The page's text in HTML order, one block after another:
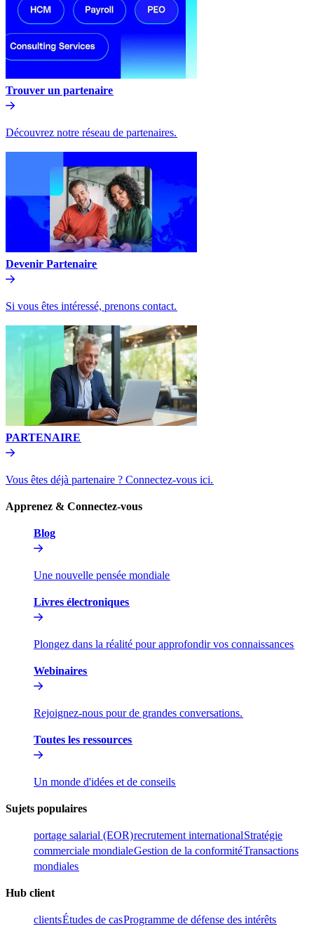
Trouver un partenaire​​
Découvrez notre réseau de partenaires.​​
Devenir Partenaire​​
Si vous êtes intéressé, prenons contact.​​
PARTENAIRE​​
Vous êtes déjà partenaire ? Connectez-vous ici.​​
Apprenez & Connectez-vous​​
Blog​​
Une nouvelle pensée mondiale​​
Livres électroniques​​
Plongez dans la réalité pour approfondir vos connaissances​​
Webinaires​​
Rejoignez-nous pour de grandes conversations.​​
Toutes les ressources​​
Un monde d'idées et de conseils​​
Sujets populaires​​
portage salarial (EOR)​​recrutement international​​Stratégie
commerciale mondiale​​Gestion de la conformité​​Transactions
mondiales​​
Hub client​​
clients​​Études de cas​​Programme de défense des intérêts​​